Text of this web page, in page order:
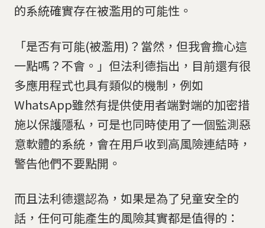
的系統確實存在被濫用的可能性。
「是否有可能(被濫用)？當然，但我會擔心這
一點嗎？不會。」但法利德指出，目前還有很
多應用程式也具有類似的機制，例如
WhatsApp雖然有提供使用者端對端的加密措
施以保護隱私，可是也同時使用了一個監測惡
意軟體的系統，會在用戶收到高風險連結時，
警告他們不要點開。
而且法利德還認為，如果是為了兒童安全的
話，任何可能產生的風險其實都是值得的：